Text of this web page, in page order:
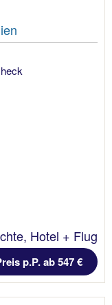
Hotel + Flug
p.P. ab 547 €